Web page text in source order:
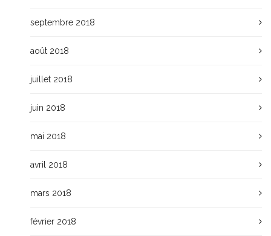
septembre 2018
août 2018
juillet 2018
juin 2018
mai 2018
avril 2018
mars 2018
février 2018